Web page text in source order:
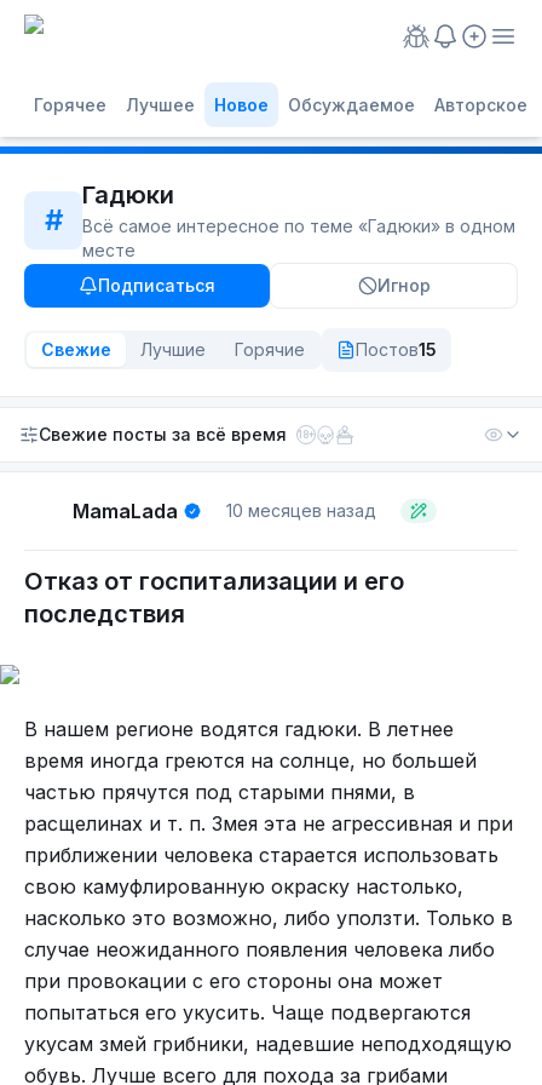
Горячее Лучшее Новое Обсуждаемое Авторское
#
Гадюки
Всё самое интересное по теме «Гадюки» в одном
месте
Подписаться
Игнор
Свежие Лучшие Горячие Постов15
Свежие посты за всё время 18+
MamaLada 10 месяцев назад
Отказ от госпитализации и его
последствия
В нашем регионе водятся гадюки. В летнее
время иногда греются на солнце, но большей
частью прячутся под старыми пнями, в
расщелинах и т. п. Змея эта не агрессивная и при
приближении человека старается использовать
свою камуфлированную окраску настолько,
насколько это возможно, либо уползти. Только в
случае неожиданного появления человека либо
при провокации с его стороны она может
попытаться его укусить. Чаще подвергаются
укусам змей грибники, надевшие неподходящую
обувь. Лучше всего для похода за грибами